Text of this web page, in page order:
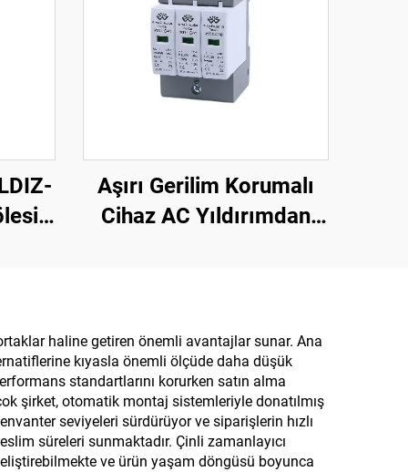
Aşırı Gerilim Korumalı
Cihaz AC Yıldırımdan
haline getiren önemli avantajlar sunar. Ana
kıyasla önemli ölçüde daha düşük
standartlarını korurken satın alma
şirket, otomatik montaj sistemleriyle donatılmış
seviyeleri sürdürüyor ve siparişlerin hızlı
süreleri sunmaktadır. Çinli zamanlayıcı
ve ürün yaşam döngüsü boyunca